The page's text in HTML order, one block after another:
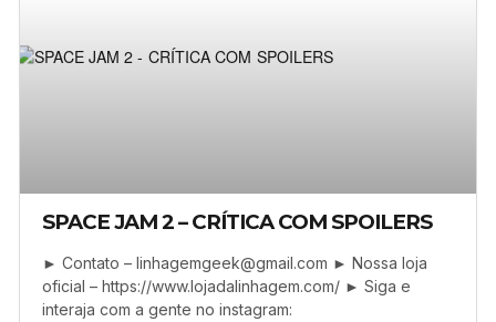
SPACE JAM 2 – CRÍTICA COM SPOILERS
► Contato – linhagemgeek@gmail.com ► Nossa loja
oficial – https://www.lojadalinhagem.com/ ► Siga e
interaja com a gente no instagram: